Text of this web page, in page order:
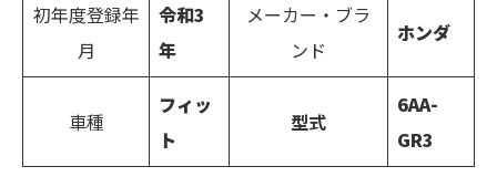
初年度登録年
月
令和3
年
メーカー・ブラ
ンド
ホンダ
車種
フィッ
ト
型式
6AA-
GR3